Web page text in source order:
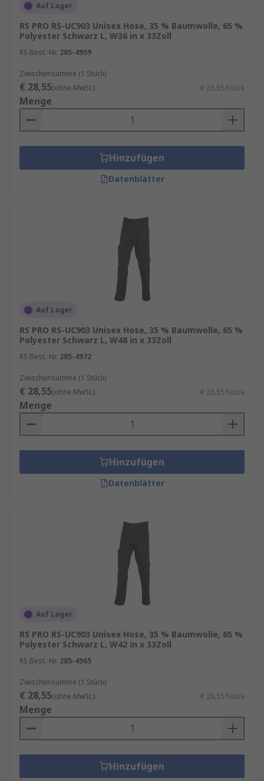
Auf Lager
RS PRO RS-UC903 Unisex Hose, 35 % Baumwolle, 65 %
Polyester Schwarz L, W36 in x 33Zoll
RS Best.-Nr. 285-4959
Zwischensumme (1 Stück)
€ 28,55(ohne MwSt.) € 28,55/Stück
Menge
Hinzufügen
Datenblätter
Auf Lager
RS PRO RS-UC903 Unisex Hose, 35 % Baumwolle, 65 %
Polyester Schwarz L, W48 in x 33Zoll
RS Best.-Nr. 285-4972
Zwischensumme (1 Stück)
€ 28,55(ohne MwSt.) € 28,55/Stück
Menge
Hinzufügen
Datenblätter
Auf Lager
RS PRO RS-UC903 Unisex Hose, 35 % Baumwolle, 65 %
Polyester Schwarz L, W42 in x 33Zoll
RS Best.-Nr. 285-4965
Zwischensumme (1 Stück)
€ 28,55(ohne MwSt.) € 28,55/Stück
Menge
Hinzufügen